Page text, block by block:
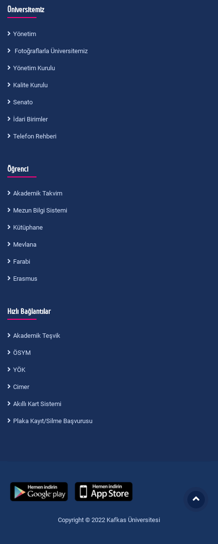
Üniversitemiz
Yönetim
Fotoğraflarla Üniversitemiz
Yönetim Kurulu
Kalite Kurulu
Senato
İdari Birimler
Telefon Rehberi
Öğrenci
Akademik Takvim
Mezun Bilgi Sistemi
Kütüphane
Mevlana
Farabi
Erasmus
Hızlı Bağlantılar
Akademik Teşvik
ÖSYM
YÖK
Cimer
Akıllı Kart Sistemi
Plaka Kayıt/Silme Başvurusu
Copyright © 2022 Kafkas Üniversitesi